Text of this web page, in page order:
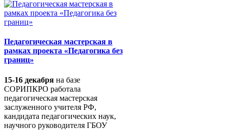
Педагогическая мастерская в
рамках проекта «Педагогика без
границ»
15-16 декабря на базе
СОРИПКРО работала
педагогическая мастерская
заслуженного учителя РФ,
кандидата педагогических наук,
научного руководителя ГБОУ